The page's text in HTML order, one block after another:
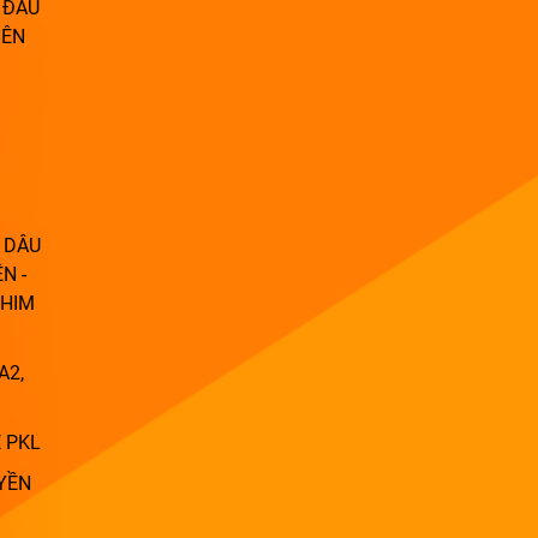
ĐÂU
DÂU
-
PKL